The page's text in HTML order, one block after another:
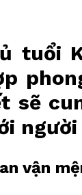
tuổi
sẽ
người
vận